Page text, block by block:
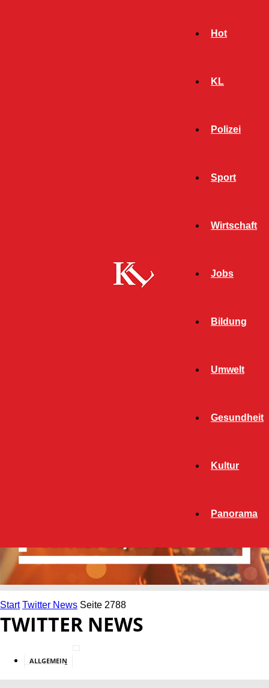
Hot
KL
Polizei
Sport
Wirtschaft
Jobs
Bildung
Umwelt
Gesundheit
Kultur
Panorama
Start Twitter News Seite 2788
TWITTER NEWS
ALLGEMEIN